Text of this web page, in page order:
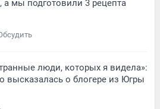
а мы подготовили 3 рецепта
люди, которых я видела»:
высказалась о блогере из Югры